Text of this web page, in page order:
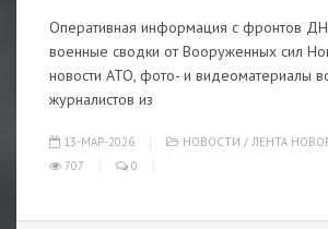
Оперативная информация с фронтов
военные сводки от Вооруженных сил
новости АТО, фото- и видеоматериалы
журналистов из
13-МАР-2026 НОВОСТИ / ЛЕНТА
707
0